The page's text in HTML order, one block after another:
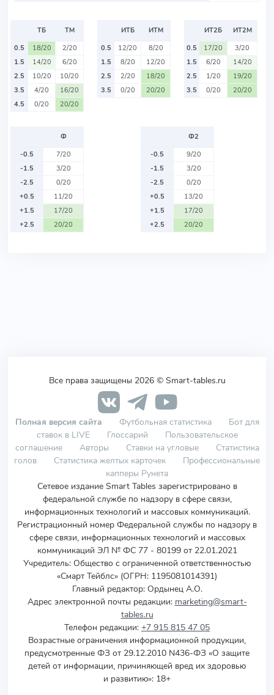
ТБ
ТМ
0.5
18/20
2/20
1.5
14/20
6/20
2.5
10/20
10/20
3.5
4/20
16/20
4.5
0/20 20/20
ИТБ
ИТМ
0.5
12/20
8/20
1.5
8/20
12/20
2.5
2/20
18/20
3.5
0/20 20/20
ИТ2Б
ИТ2М
0.5
17/20
3/20
1.5
6/20
14/20
2.5
1/20
19/20
3.5
0/20 20/20
Ф
-0.5
7/20
-1.5
3/20
-2.5
0/20
+0.5
11/20
+1.5
17/20
+2.5
20/20
Ф2
-0.5
9/20
-1.5
3/20
-2.5
0/20
+0.5
13/20
+1.5
17/20
+2.5
20/20
Все права защищены 2026 © Smart-tables.ru
Полная версия сайта Футбольная статистика
Бот для
ставок в LIVE
Глоссарий
Пользовательское
соглашение
Авторы Ставки на угловые
Статистика
голов
Статистика желтых карточек
Профессиональные
капперы Рунета
Сетевое издание Smart Tables зарегистрировано в
федеральной службе по надзору в сфере связи,
информационных технологий и массовых коммуникаций.
Регистрационный номер Федеральной службы по надзору в
сфере связи, информационных технологий и массовых
коммуникаций ЭЛ № ФС 77 - 80199 от 22.01.2021
Учредитель: Общество с ограниченной ответственностью
«Смарт Тейблс» (ОГРН: 1195081014391)
Главный редактор: Ордынец А.О.
Адрес электронной почты редакции: marketing@smart-
tables.ru
Телефон редакции: +7 915 815 47 05
Возрастные ограничения информационной продукции,
предусмотренные ФЗ от 29.12.2010 N436-ФЗ «О защите
детей от информации, причиняющей вред их здоровью
и развитию»: 18+